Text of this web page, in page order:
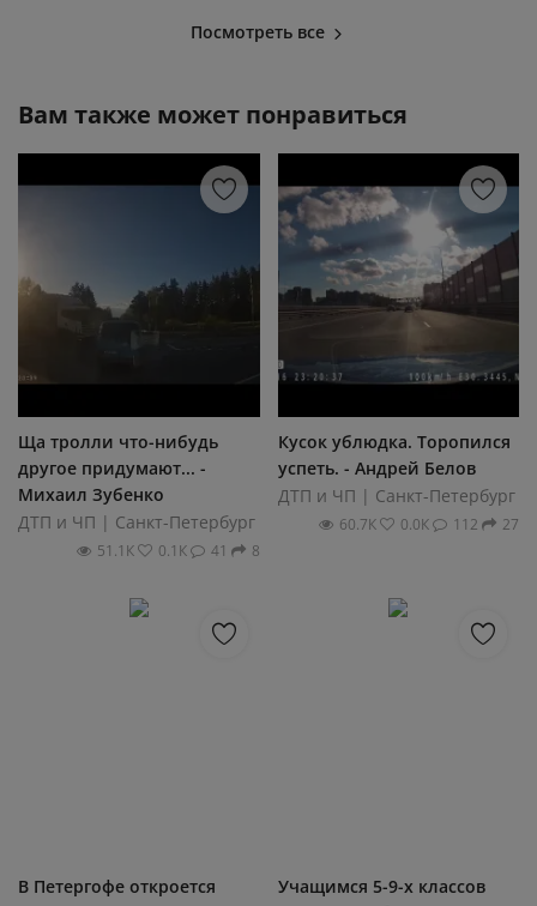
Посмотреть все
Вам также может понравиться
Ща тролли что-нибудь
другое придумают... -
Михаил Зубенко
ДТП и ЧП | Санкт-Петербург
51.1К 0.1К 41 8
Кусок ублюдка. Торопился
успеть. - Андрей Белов
ДТП и ЧП | Санкт-Петербург
60.7К 0.0К 112 27
В Петергофе откроется
Учащимся 5-9-х классов